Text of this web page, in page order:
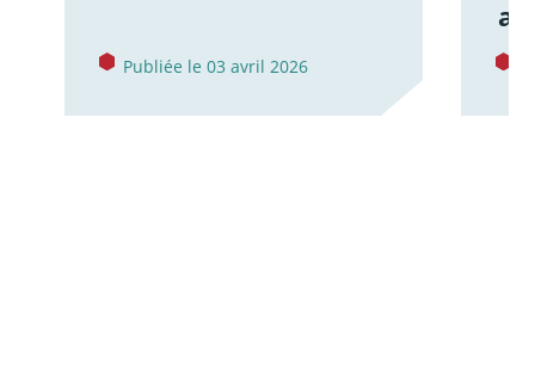
Publiée le 03 avril 2026